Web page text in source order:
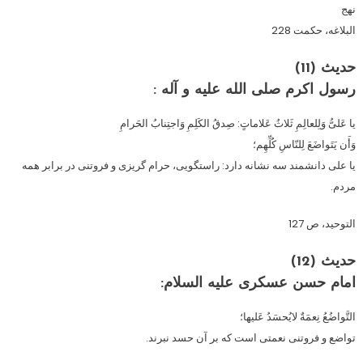
نهج
البلاغه، حكمت 228
حدیث (11)
رسول اكرم صلى الله عليه و آله :
يا عَلىُّ وَلِلعالِمِ ثَلاثُ عَلاماتٍ: صِدقُ الكَلِمِ وَاجتِنابُ الحَرامِ
وَأَن يَتَواضَعَ لِلنّاسِ كُلِّهِم؛
يا على دانشمند سه نشانه دارد: راستگويى، حرام گريزى و فروتنى در برابر همه
مردم.
التوحيد، ص 127
حدیث (12)
امام حسن عسکری علیه السلام:
التَّواضُعُ نِعمَةٌ لایُحسَدُ عَلیها؛
تواضع و فروتنی نعمتی است که بر آن حسد نبرند.